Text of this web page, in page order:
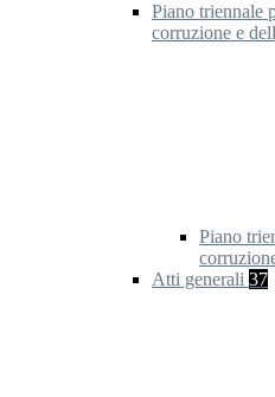
Piano triennale
corruzione e
Piano
Atti generali 37